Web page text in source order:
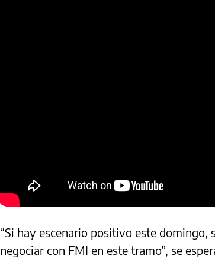
“Si hay escenario positivo este domingo,
negociar con FMI en este tramo”, se